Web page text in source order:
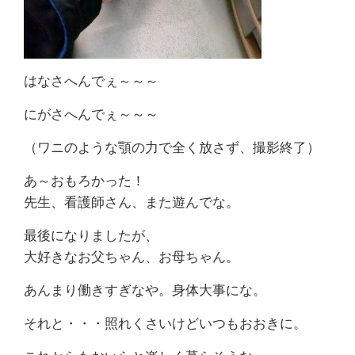
はなさへんでぇ～～～
にがさへんでぇ～～～
（ワニのような顎の力で全く放さず、撮影終了）
あ～おもろかった！
先生、看護師さん、また遊んでな。
最後になりましたが、
大好きなお父ちゃん、お母ちゃん。
あんまり働きすぎなや。身体大事にな。
それと・・・照れくさいけどいつもおおきに。